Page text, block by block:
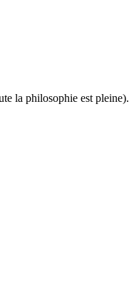
la philosophie est pleine).